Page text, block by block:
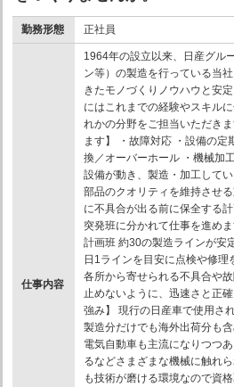
勤務形態 正社員
仕事内容
1964年の設立以来、日産グル
ン等）の製造を行っている当
きたモノづくりノウハウと安
にはこれまでの経験やスキル
れかの分野をご担当いただき
ます】 ・故障対応 ・設備の定
換／オーバーホール ・機械加
設備が動き、製造・加工して
部品のクオリティを維持させ
に不具合が出る前に保全する
突発班に分かれて仕事を進め
計画班 約30の製造ラインが安
日1ラインを目安に点検や修
各所から寄せられる不具合や
止めないように、迅速さと正
強み】 現行の日産車で使用さ
製造分だけでも海外出荷分も
電気自動車も主流になりつつ
るなどさまざまな機械に触れ
も技術が磨ける環境なので資